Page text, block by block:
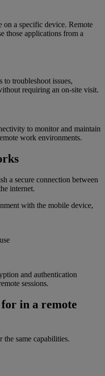
on a specific device. Remote
those applications from a
to troubleshoot issues,
requiring an on-site visit.
to monitor and maintain
work environments.
a secure connection between
internet.
with the mobile device,
and authentication
sessions.
in a remote
the same capabilities.